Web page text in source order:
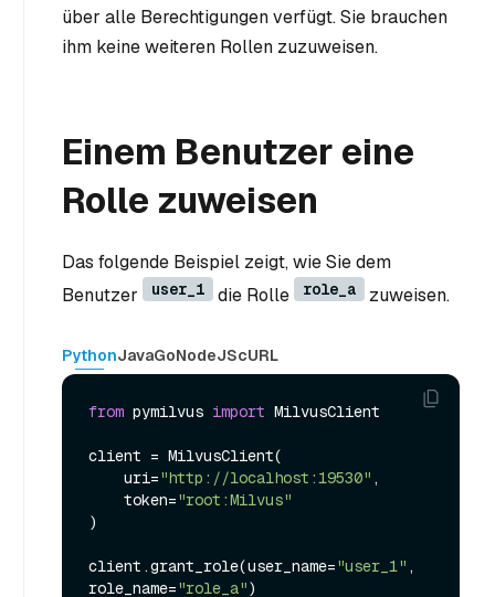
über alle Berechtigungen verfügt. Sie brauchen
ihm keine weiteren Rollen zuzuweisen.
Einem Benutzer eine
Rolle zuweisen
Das folgende Beispiel zeigt, wie Sie dem
Benutzer
user_1 die Rolle role_a zuweisen.
PythonJavaGoNodeJScURL
from pymilvus import MilvusClient
client = MilvusClient(
    uri=
"http://localhost:19530" ,
    token=
"root:Milvus"
)
client.grant_role(user_name="user_1" ,
role_name="role_a"